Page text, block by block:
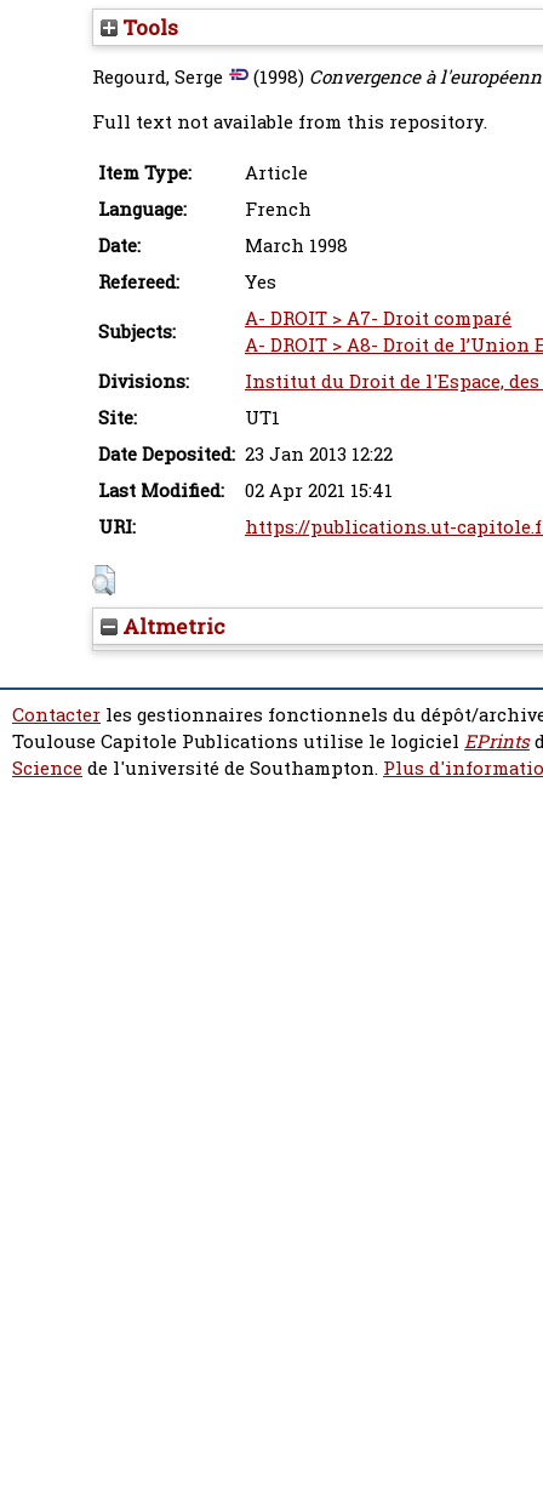
Tools
Regourd, Serge (1998) Convergence à
Full text not available from this repository.
Item Type:
Article
Language:
French
Date:
March 1998
Refereed:
Yes
Subjects:
A- DROIT > A7- Droit comparé
A- DROIT > A8- Droit de l’Union
Divisions:
Institut du Droit de l'Espace,
Site:
UT1
Date Deposited: 23 Jan 2013 12:22
Last Modified:
02 Apr 2021 15:41
URI:
https://publications.ut-
Altmetric
Contacter les gestionnaires fonctionnels du dépôt/
Toulouse Capitole Publications utilise le logiciel EPrints
Sciencede l'université de Southampton. Plus